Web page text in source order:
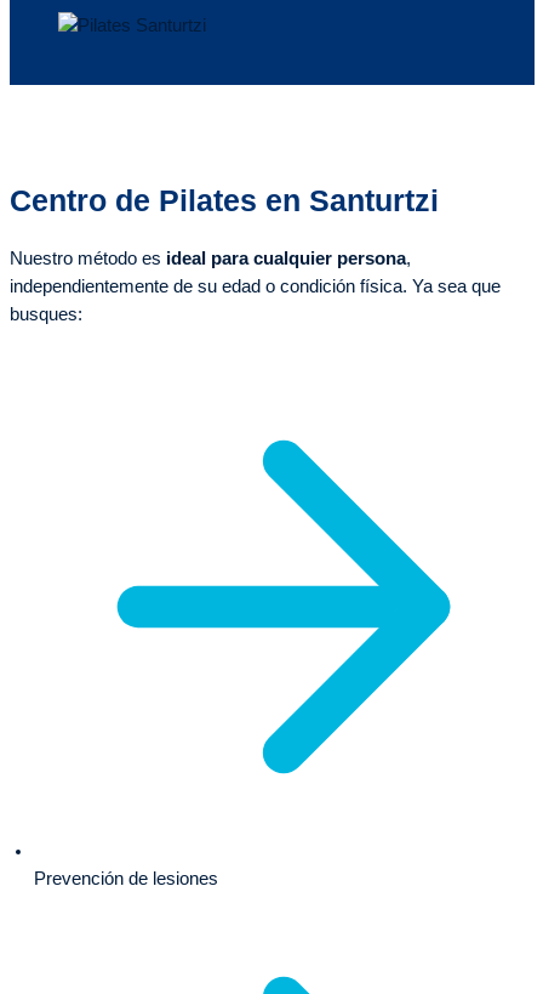
Centro de Pilates en Santurtzi
Nuestro método es ideal para cualquier persona,
independientemente de su edad o condición física. Ya sea que
busques:
Prevención de lesiones